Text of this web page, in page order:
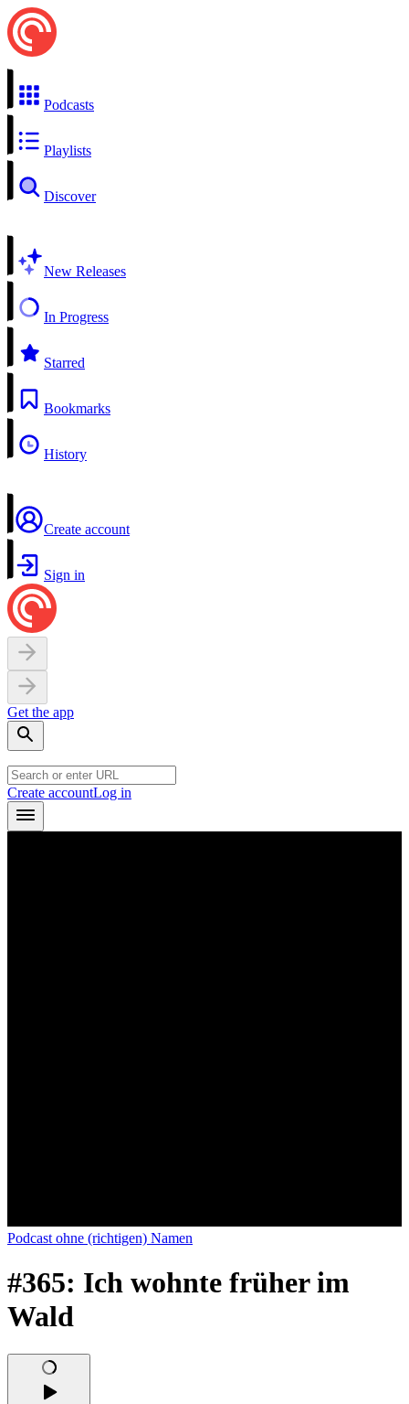
Podcasts
Playlists
Discover
New Releases
In Progress
Starred
Bookmarks
History
Create account
Sign in
Get the app
Create accountLog in
Podcast ohne (richtigen) Namen
#365: Ich wohnte früher im
Wald